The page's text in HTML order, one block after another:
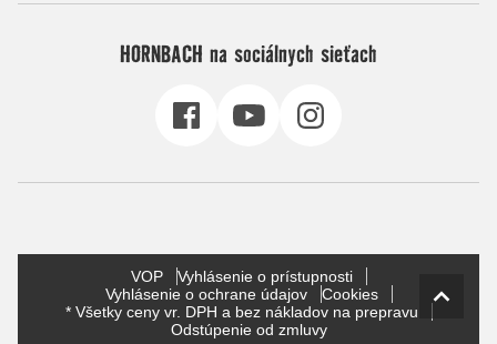
HORNBACH na sociálnych sieťach
VOP
Vyhlásenie o prístupnosti
Vyhlásenie o ochrane údajov
Cookies
* Všetky ceny vr. DPH a bez nákladov na prepravu
Odstúpenie od zmluvy